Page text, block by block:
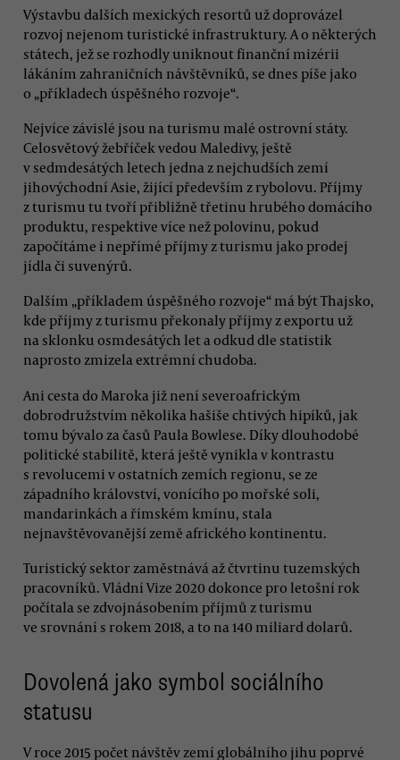
Výstavbu dalších mexických resortů už doprovázel
rozvoj nejenom turistické infrastruktury. A o některých
státech, jež se rozhodly uniknout finanční mizérii
lákáním zahraničních návštěvníků, se dnes píše jako
o „příkladech úspěšného rozvoje“.
Nejvíce závislé jsou na turismu malé ostrovní státy.
Celosvětový žebříček vedou Maledivy, ještě
v sedmdesátých letech jedna z nejchudších zemí
jihovýchodní Asie, žijící především z rybolovu. Příjmy
z turismu tu tvoří přibližně třetinu hrubého domácího
produktu, respektive více než polovinu, pokud
započítáme i nepřímé příjmy z turismu jako prodej
jídla či suvenýrů.
Dalším „příkladem úspěšného rozvoje“ má být Thajsko,
kde příjmy z turismu překonaly příjmy z exportu už
na sklonku osmdesátých let a odkud dle statistik
naprosto zmizela extrémní chudoba.
Ani cesta do Maroka již není severoafrickým
dobrodružstvím několika hašiše chtivých hipíků, jak
tomu bývalo za časů Paula Bowlese. Díky dlouhodobé
politické stabilitě, která ještě vynikla v kontrastu
s revolucemi v ostatních zemích regionu, se ze
západního království, vonícího po mořské soli,
mandarinkách a římském kmínu, stala
nejnavštěvovanější země afrického kontinentu.
Turistický sektor zaměstnává až čtvrtinu tuzemských
pracovníků. Vládní Vize 2020 dokonce pro letošní rok
počítala se zdvojnásobením příjmů z turismu
ve srovnání s rokem 2018, a to na 140 miliard dolarů.
Dovolená jako symbol sociálního
statusu
V roce 2015 počet návštěv zemí globálního jihu poprvé